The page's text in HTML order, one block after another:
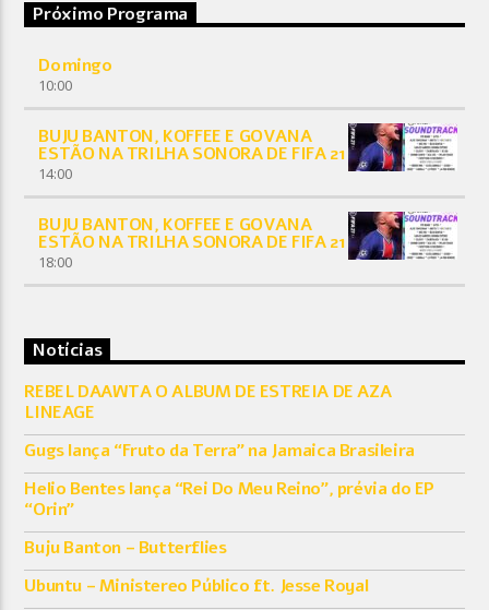
Próximo Programa
Domingo
10:00
BUJU BANTON, KOFFEE E GOVANA
ESTÃO NA TRILHA SONORA DE FIFA 21
14:00
BUJU BANTON, KOFFEE E GOVANA
ESTÃO NA TRILHA SONORA DE FIFA 21
18:00
Notícias
REBEL DAAWTA O ALBUM DE ESTREIA DE AZA
LINEAGE
Gugs lança “Fruto da Terra” na Jamaica Brasileira
Helio Bentes lança “Rei Do Meu Reino”, prévia do EP
“Orin”
Buju Banton – Butterflies
Ubuntu – Ministereo Público ft. Jesse Royal